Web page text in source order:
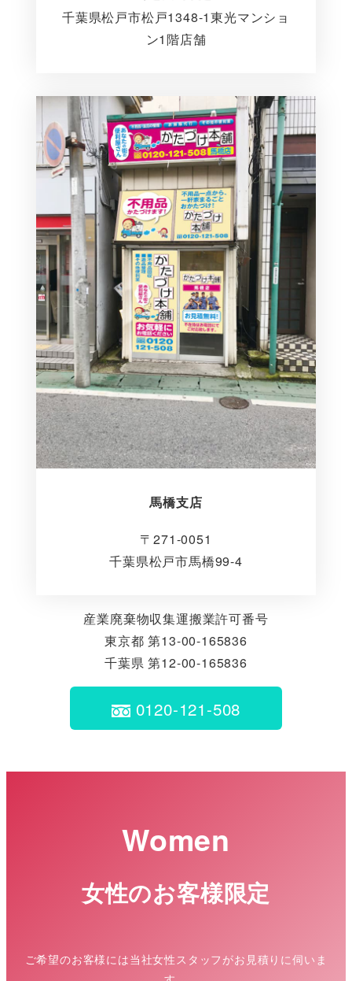
千葉県松戸市松戸1348-1東光マンショ
ン1階店舗
馬橋支店
〒271-0051
千葉県松戸市馬橋99-4
産業廃棄物収集運搬業許可番号
東京都 第13-00-165836
千葉県 第12-00-165836
0120-121-508
Women
女性のお客様限定
ご希望のお客様には当社女性スタッフがお見積りに伺いま